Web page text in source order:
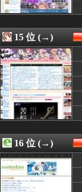
08/08 18:01
08/08 18:00
08/08 18:00
15 位 (→)
16 位 (→)